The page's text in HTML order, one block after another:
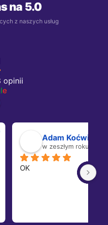
na 5.0
z naszych usług
opinii
le